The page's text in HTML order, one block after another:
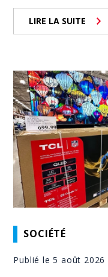
LIRE LA SUITE
SOCIÉTÉ
Publié le 5 août 2026